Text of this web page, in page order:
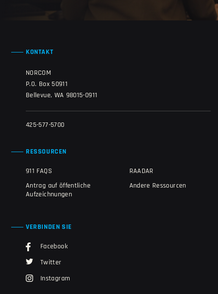
KONTAKT
NORCOM
P.O. Box 50911
Bellevue, WA 98015-0911
425-577-5700
RESSOURCEN
911 FAQS
Antrag auf öffentliche
Aufzeichnungen
RAADAR
Andere Ressourcen
VERBINDEN SIE
Facebook
Twitter
Instagram